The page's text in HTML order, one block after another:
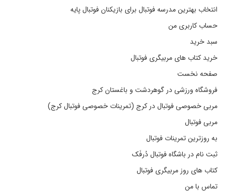
انتخاب بهترین مدرسه فوتبال برای بازیکنان فوتبال پایه
حساب کاربری من
سبد خرید
خرید کتاب های مربیگری فوتبال
صفحه نخست
فروشگاه ورزشی در گوهردشت و باغستان کرج
مربی خصوصی فوتبال در کرج (تمرینات خصوصی فوتبال کرج)
مربی فوتبال
به روزترین تمرینات فوتبال
ثبت نام در باشگاه فوتبال دُرفَک
کتاب های روز مربیگری فوتبال
تماس با من